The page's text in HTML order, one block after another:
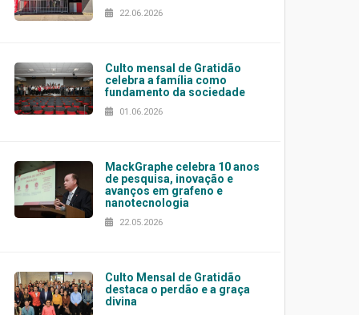
22.06.2026
Culto mensal de Gratidão
celebra a família como
fundamento da sociedade
01.06.2026
MackGraphe celebra 10 anos
de pesquisa, inovação e
avanços em grafeno e
nanotecnologia
22.05.2026
Culto Mensal de Gratidão
destaca o perdão e a graça
divina